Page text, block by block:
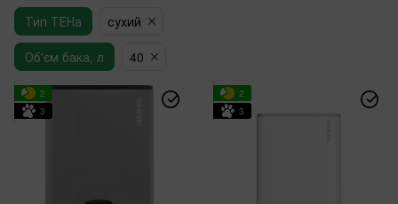
Тип ТЕНа
сухий
Об'єм бака, л
40
2
3
2
3